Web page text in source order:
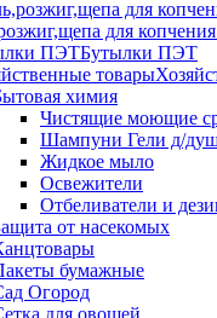
для
Бутылки ПЭТ
химия
Чистящие моющие
Шампуни Гели д/
Жидкое мыло
Освежители
Отбеливатели и
от насекомых
бумажные
Огород